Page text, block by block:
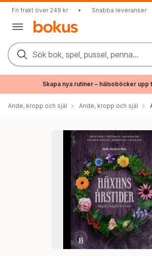
Fri frakt över 249 kr • Snabba leveranser
Sök bok, spel, pussel, penna...
Skapa nya rutiner – hälsoböcker upp
Ande, kropp och själ Ande, kropp och själ